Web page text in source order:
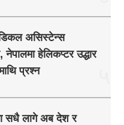
असिस्टेन्स
नेपालमा हेलिकप्टर उद्धार
प्रश्न
सधै लागे अब देश र